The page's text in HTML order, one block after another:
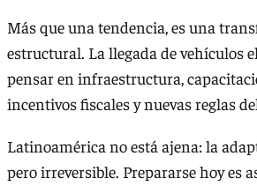
Más que una tendencia, es una
estructural. La llegada de vehículos
pensar en infraestructura,
incentivos fiscales y nuevas reglas
Latinoamérica no está ajena: la
pero irreversible. Prepararse hoy es